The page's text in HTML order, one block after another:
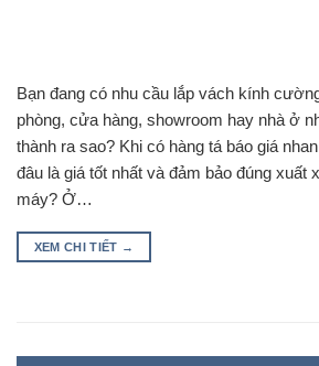
Bạn đang có nhu cầu lắp vách kính
phòng, cửa hàng, showroom hay nhà ở
thành ra sao? Khi có hàng tá báo giá
đâu là giá tốt nhất và đảm bảo đúng xuất
máy? Ở…
XEM CHI TIẾT →